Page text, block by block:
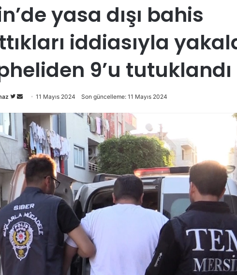
yasa dışı bahis
iddiasıyla
9’u tutuklandı
Twitter'da
Bir
göndermek
11 Mayıs 2024 Son güncelleme: 11 Mayıs 2024